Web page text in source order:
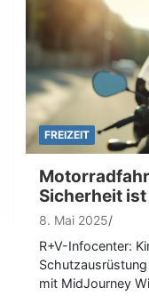
FREIZEIT
Sicherheit
8. Mai 2025
R+V-Infocenter:
mit MidJourney